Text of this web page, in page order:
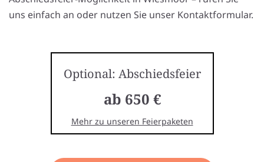
uns einfach an oder nutzen Sie unser Kontaktformular.
Optional: Abschiedsfeier
ab 650 €
Mehr zu unseren Feierpaketen